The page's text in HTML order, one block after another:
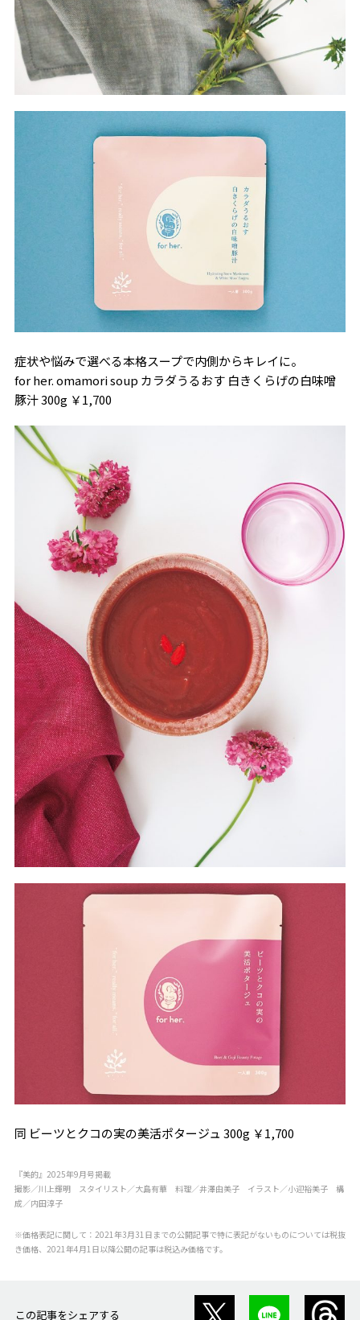
症状や悩みで選べる本格スープで内側からキレイに。
for her. omamori soup カラダうるおす 白きくらげの白味噌
豚汁 300g ￥1,700
同 ビーツとクコの実の美活ポタージュ 300g ￥1,700
『美的』2025年9月号掲載
撮影／川上輝明 スタイリスト／大島有華 料理／井澤由美子 イラスト／小迎裕美子 構
成／内田淳子
※価格表記に関して：2021年3月31日までの公開記事で特に表記がないものについては税抜
き価格、2021年4月1日以降公開の記事は税込み価格です。
この記事をシェアする